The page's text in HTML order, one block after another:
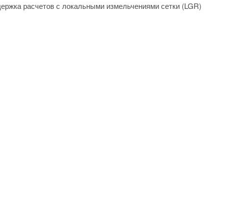
расчетов с локальными измельчениями сетки (LGR)